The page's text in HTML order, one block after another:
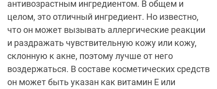
антивозрастным ингредиентом. В общем и
целом, это отличный ингредиент. Но известно,
что он может вызывать аллергические реакции
и раздражать чувствительную кожу или кожу,
склонную к акне, поэтому лучше от него
воздержаться. В составе косметических средств
он может быть указан как витамин Е или